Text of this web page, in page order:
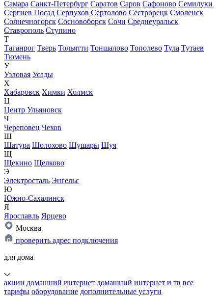
Самара Санкт-Петербург Саратов Саров Сафоново Семилуки
Сергиев Посад Серпухов Сертолово Сестрорецк Смоленск
Солнечногорск Сосновоборск Сочи Среднеуральск
Ставрополь Ступино
Т
Таганрог Тверь Тольятти Тоншалово Тополево Тула Тутаев
Тюмень
У
Узловая Усады
Х
Хабаровск Химки Холмск
Ц
Центр Ульяновск
Ч
Череповец Чехов
Ш
Шатура Шолохово Шушары Шуя
Щ
Щекино Щелково
Э
Электросталь Энгельс
Ю
Южно-Сахалинск
Я
Ярославль Ярцево
Москва
проверить адрес подключения
для дома
акции домашний интернет домашний интернет и тв все
тарифы оборудование дополнительные услуги